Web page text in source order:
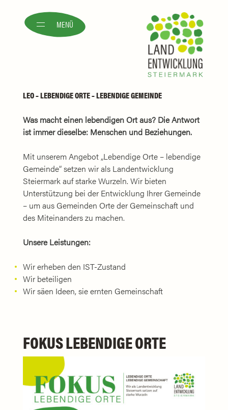
MENÜ
LEO – LEBENDIGE ORTE – LEBENDIGE GEMEINDE
Was macht einen lebendigen Ort aus? Die Antwort
ist immer dieselbe: Menschen und Beziehungen.
Mit unserem Angebot „Lebendige Orte – lebendige
Gemeinde“ setzen wir als Landentwicklung
Steiermark auf starke Wurzeln. Wir bieten
Unterstützung bei der Entwicklung Ihrer Gemeinde
– um aus Gemeinden Orte der Gemeinschaft und
des Miteinanders zu machen.
Unsere Leistungen:
Wir erheben den IST-Zustand
Wir beteiligen
Wir säen Ideen, sie ernten Gemeinschaft
FOKUS LEBENDIGE ORTE